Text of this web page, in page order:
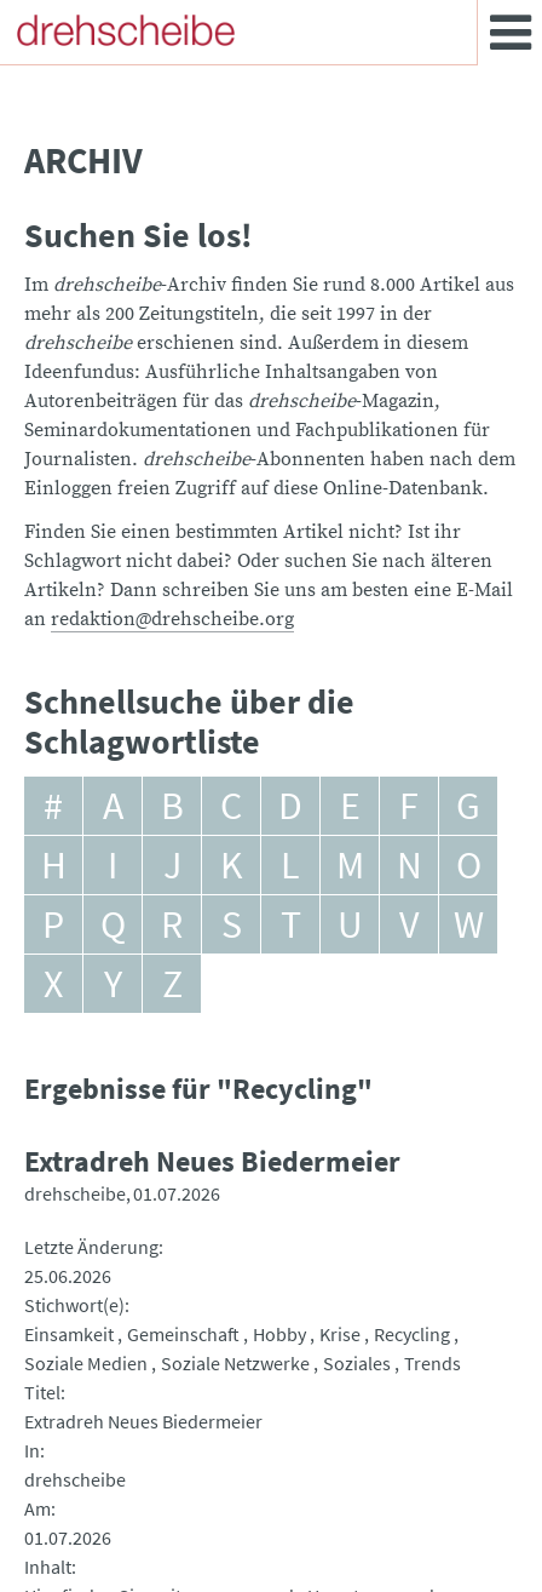
ARCHIV
Suchen Sie los!
Im drehscheibe-Archiv finden Sie rund 8.000 Artikel aus
mehr als 200 Zeitungstiteln, die seit 1997 in der
drehscheibeerschienen sind. Außerdem in diesem
Ideenfundus: Ausführliche Inhaltsangaben von
Autorenbeiträgen für das drehscheibe-Magazin,
Seminardokumentationen und Fachpublikationen für
Journalisten. drehscheibe-Abonnenten haben nach dem
Einloggen freien Zugriff auf diese Online-Datenbank.
Finden Sie einen bestimmten Artikel nicht? Ist ihr
Schlagwort nicht dabei? Oder suchen Sie nach älteren
Artikeln? Dann schreiben Sie uns am besten eine E-Mail
an redaktion@drehscheibe.org
Schnellsuche über die
Schlagwortliste
# A B C D E F
G
H
I J K L M N
O
P
Q R S T U V
W
X
Y Z
Ergebnisse für "Recycling"
Extradreh Neues Biedermeier
drehscheibe 01.07.2026
Letzte Änderung
25.06.2026
Stichwort(e)
Einsamkeit Gemeinschaft Hobby Krise Recycling
Soziale Medien
Soziale Netzwerke Soziales Trends
Titel
Extradreh Neues Biedermeier
In
drehscheibe
Am
01.07.2026
Inhalt